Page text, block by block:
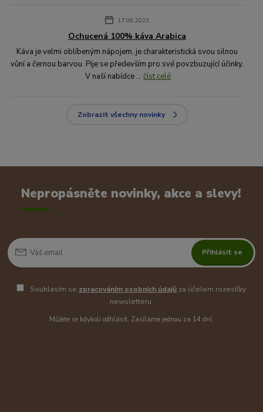
17.08.2023
Ochucená 100% káva Arabica
Káva je velmi oblíbeným nápojem, je charakteristická svou silnou
vůní a černou barvou. Pije se především pro své povzbuzující účinky.
V naší nabídce ... číst celé
Zobrazit všechny novinky
Nepropásněte novinky, akce a slevy!
Přihlásit se
Souhlasím se zpracováním osobních údajů za účelem rozesílky
newsletteru.
Můžete se kdykoli odhlásit. Zasíláme jednou za 14 dní.